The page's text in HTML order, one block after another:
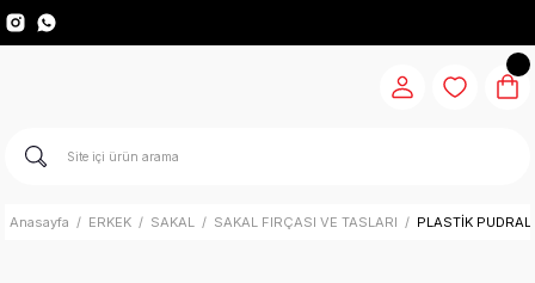
Anasayfa ERKEK SAKAL SAKAL FIRÇASI VE TASLARI PLASTİK